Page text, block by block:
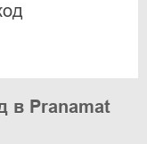
в Pranamat